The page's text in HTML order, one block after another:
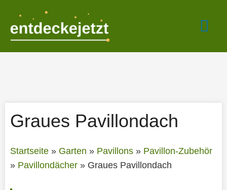
springen
Graues Pavillondach
Startseite» Garten » Pavillons» Pavillon-Zubehör
» Pavillondächer» Graues Pavillondach